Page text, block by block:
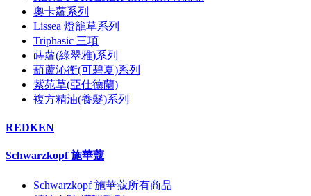
奧卡蘿系列
Lissea 燈籠草系列
Triphasic 三項
蒔蘿(綠翠雅)系列
葫蘆沁衡(可碧夏)系列
紫苑草(亞仕德蘭)
複方精油(養髮)系列
REDKEN
Schwarzkopf 施華蔻
Schwarzkopf 施華蔻所有商品